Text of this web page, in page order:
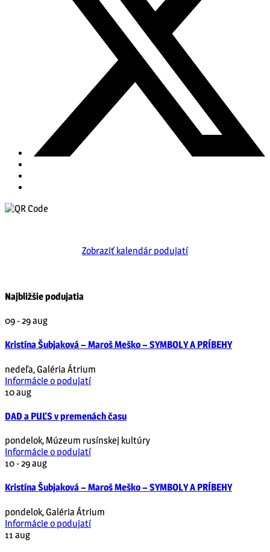
Zobraziť kalendár podujatí
Najbližšie podujatia
09 - 29aug
Kristína Šubjaková – Maroš Meško – SYMBOLY A PRÍBEHY
nedeľa,Galéria Átrium
Informácie o podujatí
10aug
DAD a PUĽS v premenách času
pondelok, Múzeum rusínskej kultúry
Informácie o podujatí
10 - 29aug
Kristína Šubjaková – Maroš Meško – SYMBOLY A PRÍBEHY
pondelok,Galéria Átrium
Informácie o podujatí
11 aug